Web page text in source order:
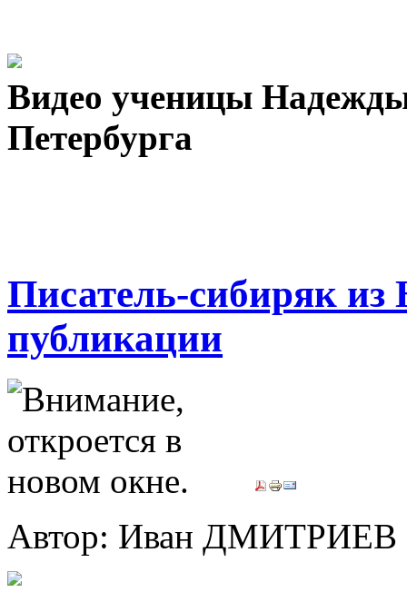
Видео ученицы
Петербурга
Писатель-сибиряк из
публикации
Автор: Иван ДМИТРИЕВ